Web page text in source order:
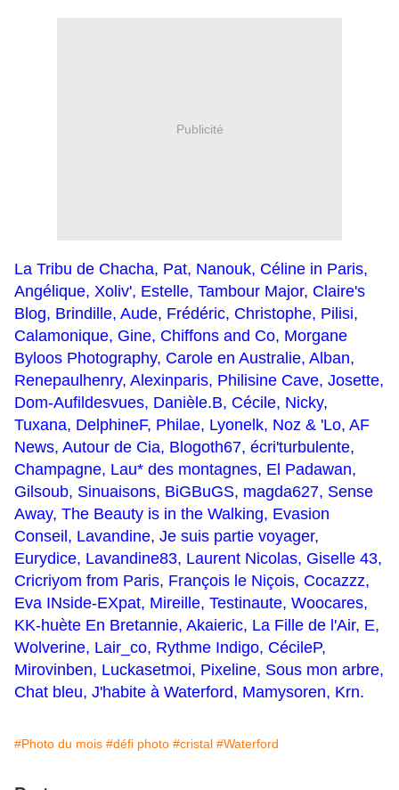
Publicité
La Tribu de Chacha, Pat, Nanouk, Céline in Paris,
Angélique, Xoliv', Estelle, Tambour Major, Claire's
Blog, Brindille, Aude, Frédéric, Christophe, Pilisi,
Calamonique, Gine, Chiffons and Co, Morgane
Byloos Photography, Carole en Australie, Alban,
Renepaulhenry, Alexinparis, Philisine Cave, Josette,
Dom-Aufildesvues, Danièle.B, Cécile, Nicky,
Tuxana, DelphineF, Philae, Lyonelk, Noz & 'Lo, AF
News, Autour de Cia, Blogoth67, écri'turbulente,
Champagne, Lau* des montagnes, El Padawan,
Gilsoub, Sinuaisons, BiGBuGS, magda627, Sense
Away, The Beauty is in the Walking, Evasion
Conseil , Lavandine, Je suis partie voyager,
Eurydice, Lavandine83, Laurent Nicolas, Giselle 43,
Cricriyom from Paris, François le Niçois, Cocazzz,
Eva INside-EXpat, Mireille, Testinaute, Woocares,
KK-huète En Bretannie, Akaieric, La Fille de l'Air, E,
Wolverine, Lair_co, Rythme Indigo, CécileP,
Mirovinben, Luckasetmoi, Pixeline, Sous mon arbre,
Chat bleu, J'habite à Waterford, Mamysoren, Krn.
#Photo du mois #défi photo #cristal #Waterford